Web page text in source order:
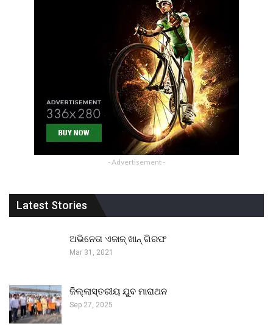
- Advertisement -
Latest Stories
ଅଭିନେତା ଏଜାଜ୍ ଖାନ୍ ଗିରଫ
Mar 31, 2021
ଜିଲ୍ଲାସ୍ତରୀୟ ଯୁବ ମାରାଥନ
Sep 27, 2025